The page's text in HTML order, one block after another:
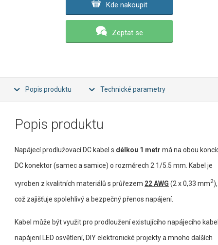
Kde nakoupit
Zeptat se
Popis produktu Technické parametry
Popis produktu
Napájecí prodlužovací DC kabel s délkou 1 metr má na obou
DC konektor (samec a samice) o rozměrech 2.1/5.5 mm. Kabel je
vyroben z kvalitních materiálů s průřezem 22 AWG (2 x 0,33 mm2),
což zajišťuje spolehlivý a bezpečný přenos napájení.
Kabel může být využit pro prodloužení existujícího napájecího
napájení LED osvětlení, DIY elektronické projekty a mnoho dalších